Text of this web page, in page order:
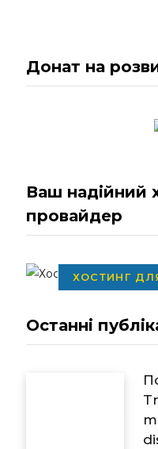
Донат на
Ваш надійний
провайдер
ХОСТИНГ ДЛЯ
Останні